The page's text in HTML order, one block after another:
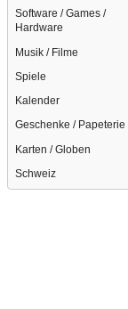
Software / Games /
Hardware
Musik / Filme
Spiele
Kalender
Geschenke / Papeterie
Karten / Globen
Schweiz